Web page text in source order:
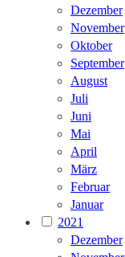
Dezember
November
Oktober
September
August
Juli
Juni
Mai
April
März
Februar
Januar
2021
Dezember